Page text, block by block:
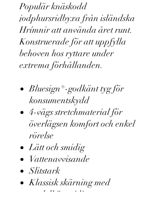
Populär knäskodd
jodphursridbyxa från isländska
Hrímnir att använda året runt.
Konstruerade för att uppfylla
behoven hos ryttare under
extrema förhållanden.
Bluesign®-godkänt tyg för
konsumentskydd
4-vägs stretchmaterial för
överlägsen komfort och enkel
rörelse
Lätt och smidig
Vattenavvisande
Slitstark
Klassisk skärning med
medelhög midja